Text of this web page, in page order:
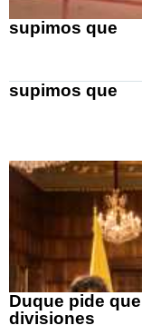
supimos que
supimos que
Duque pide
divisiones